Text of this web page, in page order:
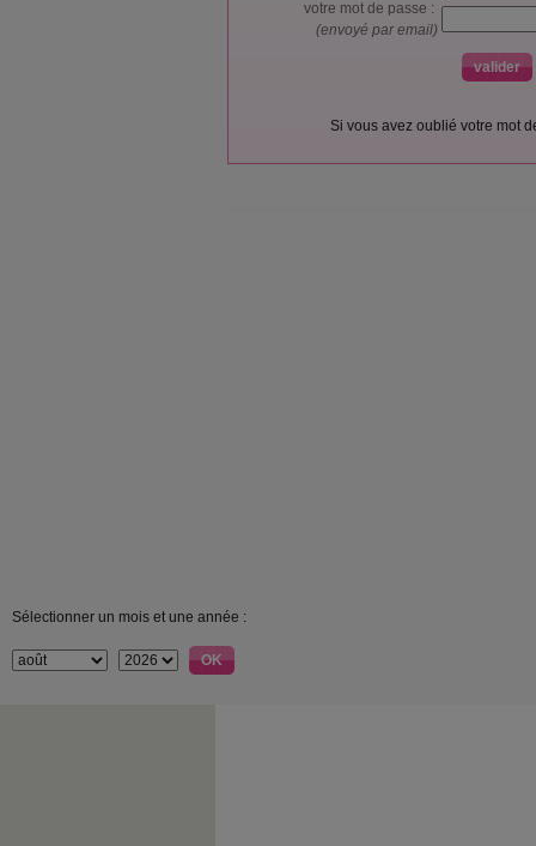
votre mot de passe :
(envoyé par email)
Si vous avez oublié votre mot
Sélectionner un mois et une année :